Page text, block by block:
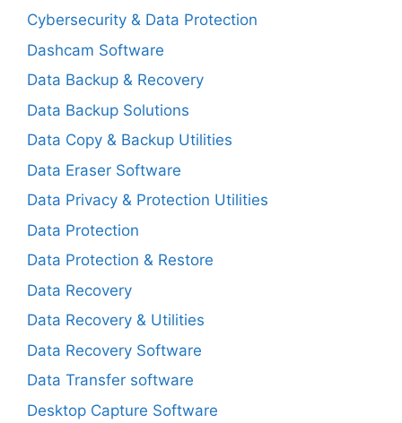
Cybersecurity & Data Protection
Dashcam Software
Data Backup & Recovery
Data Backup Solutions
Data Copy & Backup Utilities
Data Eraser Software
Data Privacy & Protection Utilities
Data Protection
Data Protection & Restore
Data Recovery
Data Recovery & Utilities
Data Recovery Software
Data Transfer software
Desktop Capture Software